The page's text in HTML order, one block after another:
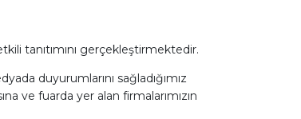
tanıtımını gerçekleştirmektedir.
duyurumlarını sağladığımız
ve fuarda yer alan firmalarımızın